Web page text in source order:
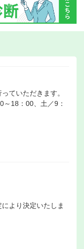
ていただきます。
18：00、土／9：
より決定いたしま